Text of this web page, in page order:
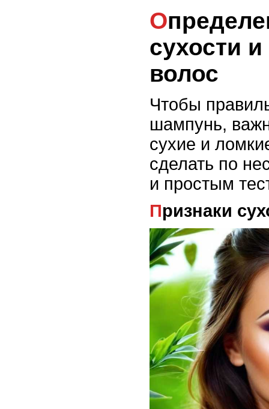
Определение степени
сухости
волос
Чтобы
шампунь,
сухие и
сделать по
и простым
Признаки